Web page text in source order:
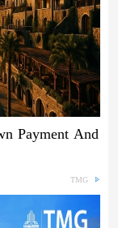
Payment And
TMG